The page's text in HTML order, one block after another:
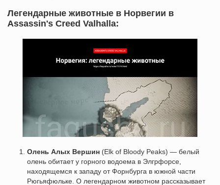
Легендарные животные в Норвегии в
Assassin's Creed Valhalla:
Олень Алых Вершин (Elk of Bloody Peaks) — белый
олень обитает у горного водоема в Элгрфорсе,
находящемся к западу от Форнбурга в южной части
Рюгьяфюльке. О легендарном животном рассказывает